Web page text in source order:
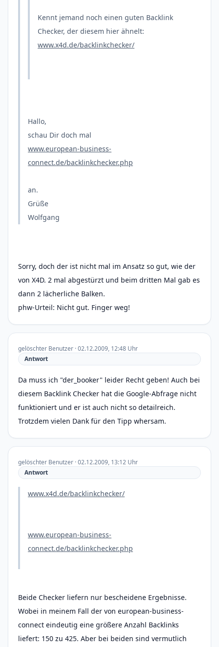
Kennt jemand noch einen guten Backlink
Checker, der diesem hier ähnelt:
www.x4d.de/backlinkchecker/
Hallo,
schau Dir doch mal
www.european-business-
connect.de/backlinkchecker.php
an.
Grüße
Wolfgang
Sorry, doch der ist nicht mal im Ansatz so gut, wie der
von X4D. 2 mal abgestürzt und beim dritten Mal gab es
dann 2 lächerliche Balken.
phw-Urteil: Nicht gut. Finger weg!
gelöschter Benutzer · 02.12.2009, 12:48 Uhr
Antwort
Da muss ich "der_booker" leider Recht geben! Auch bei
diesem Backlink Checker hat die Google-Abfrage nicht
funktioniert und er ist auch nicht so detailreich.
Trotzdem vielen Dank für den Tipp whersam.
gelöschter Benutzer · 02.12.2009, 13:12 Uhr
Antwort
www.x4d.de/backlinkchecker/
www.european-business-
connect.de/backlinkchecker.php
Beide Checker liefern nur bescheidene Ergebnisse.
Wobei in meinem Fall der von european-business-
connect eindeutig eine größere Anzahl Backlinks
liefert: 150 zu 425. Aber bei beiden sind vermutlich